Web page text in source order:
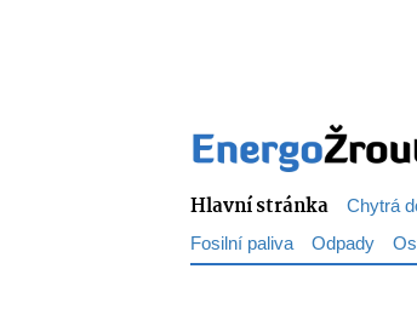
Hlavní stránka Chytrá
Fosilní paliva Odpady